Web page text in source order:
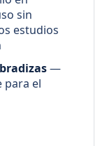
sin
estudios
—
para el